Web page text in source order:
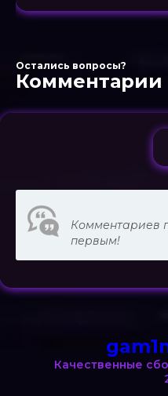
бесплатно контр
Остались вопросы?
Комментарии
Комментариев
первым!
Качественные